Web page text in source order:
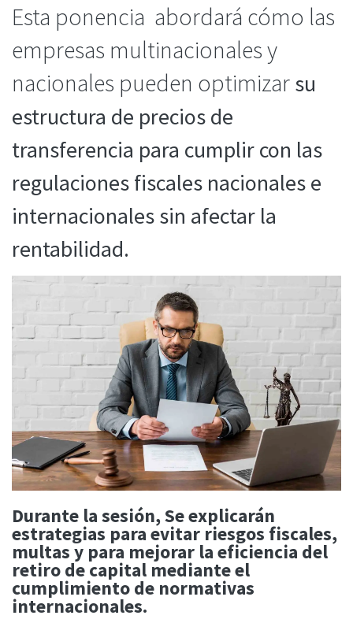
Esta ponencia abordará cómo las
empresas multinacionales y
nacionales pueden optimizarsu
estructura de precios de
transferencia para cumplir con las
regulaciones fiscales nacionales e
internacionales sin afectar la
rentabilidad.
Durante la sesión, Se explicarán
estrategias para evitar riesgos fiscales,
multas y para mejorar la eficiencia del
retiro de capital mediante el
cumplimiento de normativas
internacionales.